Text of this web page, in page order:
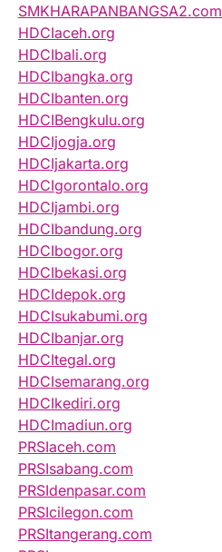
SMKHARAPANBANGSA2.com
HDCIaceh.org
HDCIbali.org
HDCIbangka.org
HDCIbanten.org
HDCIBengkulu.org
HDCIjogja.org
HDCIjakarta.org
HDCIgorontalo.org
HDCIjambi.org
HDCIbandung.org
HDCIbogor.org
HDCIbekasi.org
HDCIdepok.org
HDCIsukabumi.org
HDCIbanjar.org
HDCItegal.org
HDCIsemarang.org
HDCIkediri.org
HDCImadiun.org
PRSIaceh.com
PRSIsabang.com
PRSIdenpasar.com
PRSIcilegon.com
PRSItangerang.com